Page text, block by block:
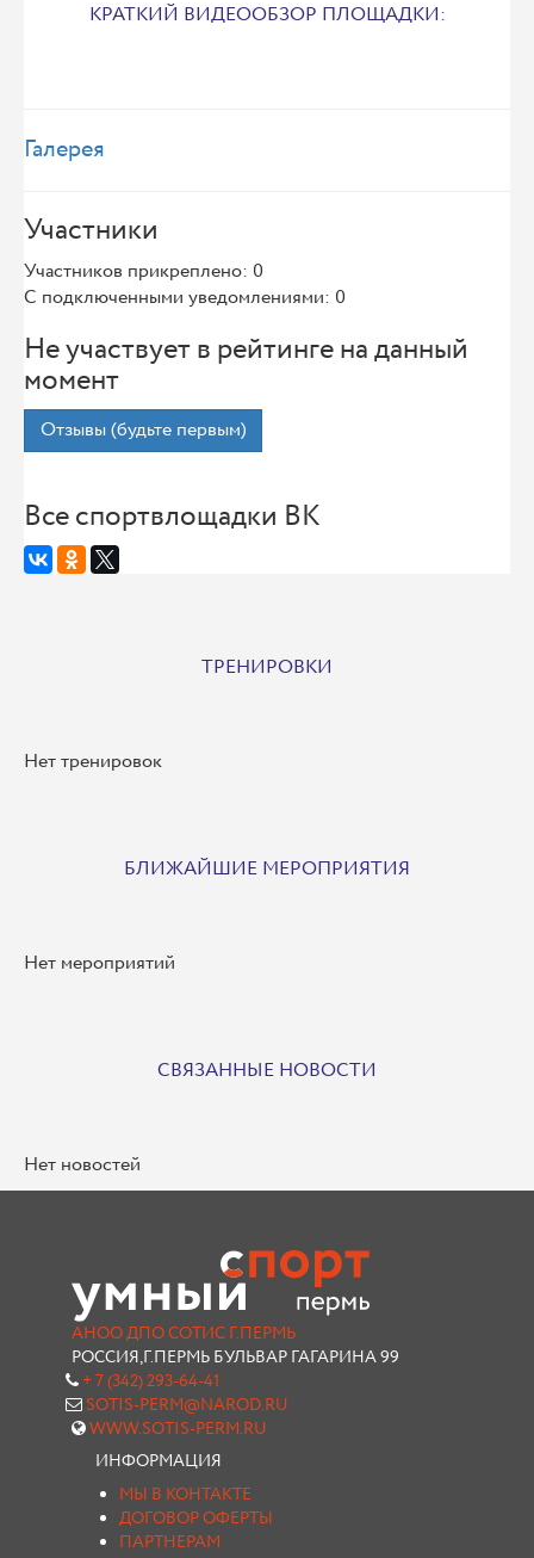
КРАТКИЙ ВИДЕООБЗОР ПЛОЩАДКИ:
Галерея
Участники
Участников прикреплено: 0
С подключенными уведомлениями: 0
Не участвует в рейтинге на данный
момент
Отзывы (будьте первым)
Все спортвлощадки ВК
ТРЕНИРОВКИ
Нет тренировок
БЛИЖАЙШИЕ МЕРОПРИЯТИЯ
Нет мероприятий
СВЯЗАННЫЕ НОВОСТИ
Нет новостей
АНОО ДПО СОТИС Г.ПЕРМЬ
РОССИЯ,Г.ПЕРМЬ БУЛЬВАР ГАГАРИНА 99
+ 7 (342) 293-64-41
SOTIS-PERM@NAROD.RU
WWW.SOTIS-PERM.RU
ИНФОРМАЦИЯ
МЫ В КОНТАКТЕ
ДОГОВОР ОФЕРТЫ
ПАРТНЕРАМ